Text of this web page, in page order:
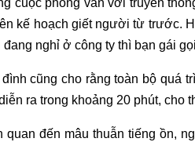
cuộc phỏng vấn với truyền
kế hoạch giết người từ trước.
đang nghỉ ở công ty thì bạn gái
cũng cho rằng toàn bộ quá
ra trong khoảng 20 phút, cho
quan đến mâu thuẫn tiếng ồn,